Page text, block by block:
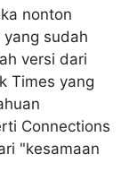
nonton
sudah
versi dari
Times yang
Connections
"kesamaan